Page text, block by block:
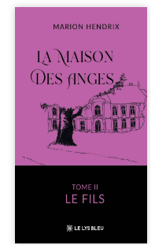
Nous sommes en
après le décès du
patriarche
Anatole-Eustache.
La famille devra
affronter non
seulement un
inconnu qui rôde
autour du
domaine et dont
Firmin, le fidèle
majordome,
redoute les visites,
encombrant